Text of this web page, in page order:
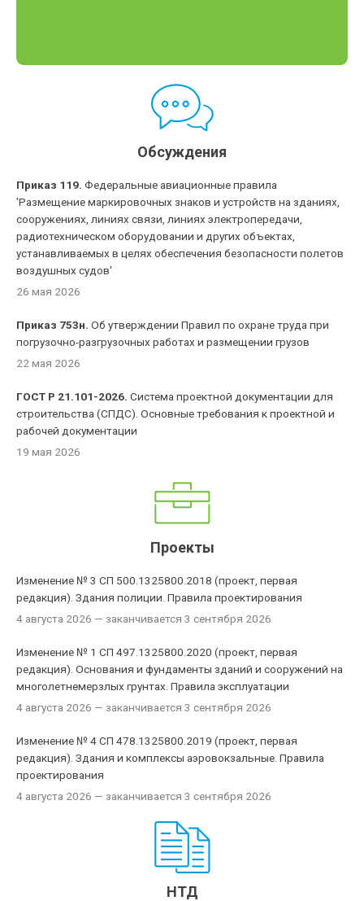
Обсуждения
Приказ 119. Федеральные авиационные правила
'Размещение маркировочных знаков и устройств на зданиях,
сооружениях, линиях связи, линиях электропередачи,
радиотехническом оборудовании и других объектах,
устанавливаемых в целях обеспечения безопасности полетов
воздушных судов'
26 мая 2026
Приказ 753н. Об утверждении Правил по охране труда при
погрузочно-разгрузочных работах и размещении грузов
22 мая 2026
ГОСТ Р 21.101-2026. Система проектной документации для
строительства (СПДС). Основные требования к проектной и
рабочей документации
19 мая 2026
Проекты
Изменение № 3 СП 500.1325800.2018 (проект, первая
редакция). Здания полиции. Правила проектирования
4 августа 2026 — заканчивается 3 сентября 2026
Изменение № 1 СП 497.1325800.2020 (проект, первая
редакция). Основания и фундаменты зданий и сооружений на
многолетнемерзлых грунтах. Правила эксплуатации
4 августа 2026 — заканчивается 3 сентября 2026
Изменение № 4 СП 478.1325800.2019 (проект, первая
редакция). Здания и комплексы аэровокзальные. Правила
проектирования
4 августа 2026 — заканчивается 3 сентября 2026
НТД